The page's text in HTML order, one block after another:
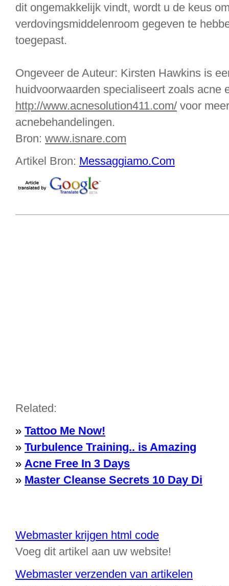
dit ongemakkelijk vindt, wordt u de keus
verdovingsmiddelenroom gegeven te
toegepast.
Ongeveer de Auteur: Kirsten Hawkins is
huidvoorwaarden specialiseert zoals acne
http://www.acnesolution411.com/ voor
acnebehandelingen.
Bron: www.isnare.com
Artikel Bron: Messaggiamo.Com
Related:
» Tattoo Me Now!
» Turbulence Training.. is Amazing
» Acne Free In 3 Days
» Master Cleanse Secrets 10 Day Di
Webmaster krijgen html code
Voeg dit artikel aan uw website!
Webmaster verzenden van artikelen